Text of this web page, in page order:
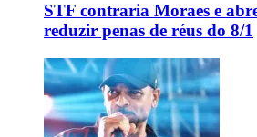
STF contraria Moraes e
reduzir penas de réus do 8/1